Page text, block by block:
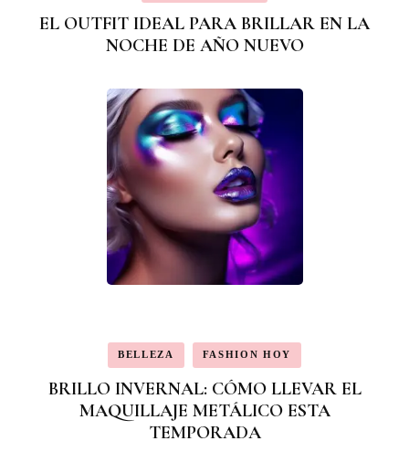
EL OUTFIT IDEAL PARA BRILLAR EN LA
NOCHE DE AÑO NUEVO
BELLEZA FASHION HOY
BRILLO INVERNAL: CÓMO LLEVAR EL
MAQUILLAJE METÁLICO ESTA
TEMPORADA